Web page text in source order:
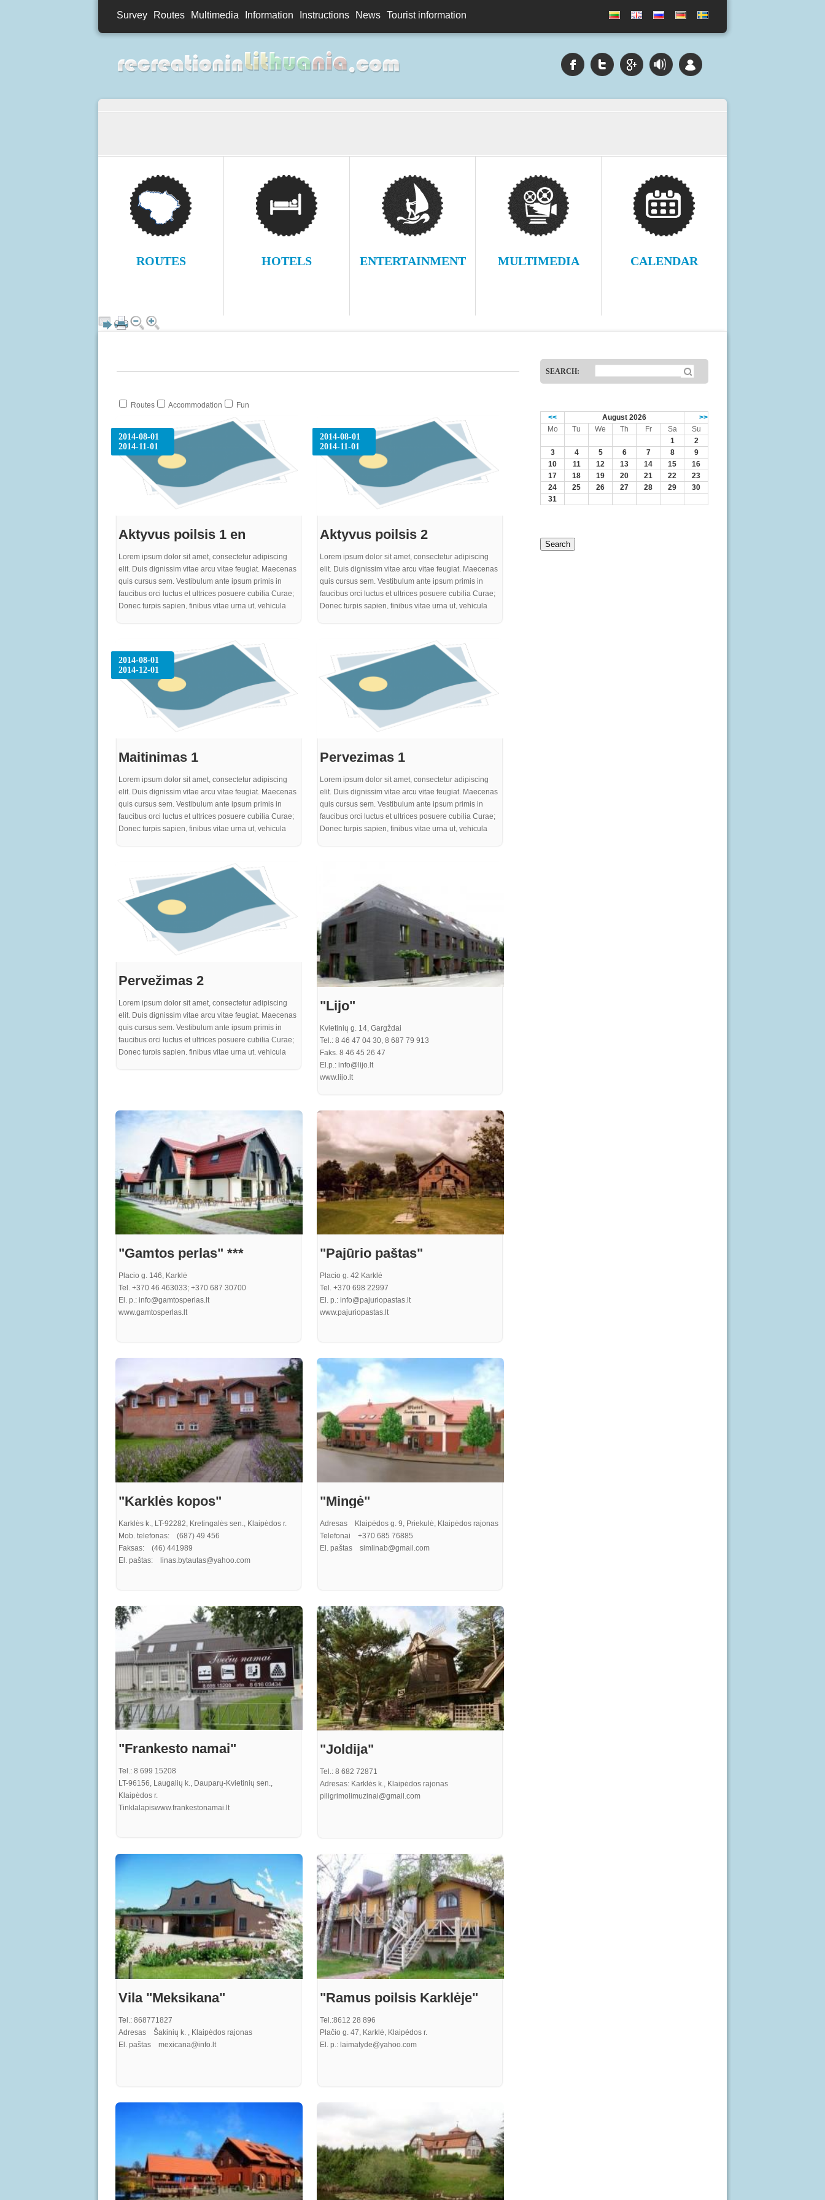
Survey Routes Multimedia Information Instructions News Tourist information
ROUTES HOTELS ENTERTAINMENT MULTIMEDIA CALENDAR
Routes Accommodation Fun
2014-08-01
2014-11-01
Aktyvus poilsis 1 en
Lorem ipsum dolor sit amet, consectetur adipiscing
elit. Duis dignissim vitae arcu vitae feugiat. Maecenas
quis cursus sem. Vestibulum ante ipsum primis in
faucibus orci luctus et ultrices posuere cubilia Curae;
Donec turpis sapien, finibus vitae urna ut, vehicula
aliquet, mattis tortor non, cursus enim. Vestibulum nisi
elit, ultricies quis sem nec, laoreet gravida felis. Nulla
sem turpis, egestas ac turpis sed, dignissim iaculis
purus. Proin quam metus, bibendum sit amet
elementum nec, pharetra ut purus. In vel gravida odio,
at rutrum nisi. Curabitur risus eros, iaculis a imperdiet
at, consequat rhoncus quam
2014-08-01
2014-11-01
Aktyvus poilsis 2
Lorem ipsum dolor sit amet, consectetur adipiscing
elit. Duis dignissim vitae arcu vitae feugiat. Maecenas
quis cursus sem. Vestibulum ante ipsum primis in
faucibus orci luctus et ultrices posuere cubilia Curae;
Donec turpis sapien, finibus vitae urna ut, vehicula
aliquet, mattis tortor non, cursus enim. Vestibulum nisi
elit, ultricies quis sem nec, laoreet gravida felis. Nulla
sem turpis, egestas ac turpis sed, dignissim iaculis
purus. Proin quam metus, bibendum sit amet
elementum nec, pharetra ut purus. In vel gravida odio,
at rutrum nisi. Curabitur risus eros, iaculis a imperdiet
at, consequat rhoncus quam
2014-08-01
2014-12-01
Maitinimas 1
Lorem ipsum dolor sit amet, consectetur adipiscing
elit. Duis dignissim vitae arcu vitae feugiat. Maecenas
quis cursus sem. Vestibulum ante ipsum primis in
faucibus orci luctus et ultrices posuere cubilia Curae;
Donec turpis sapien, finibus vitae urna ut, vehicula
aliquet, mattis tortor non, cursus enim. Vestibulum nisi
elit, ultricies quis sem nec, laoreet gravida felis. Nulla
sem turpis, egestas ac turpis sed, dignissim iaculis
purus. Proin quam metus, bibendum sit amet
elementum nec, pharetra ut purus. In vel gravida odio,
at rutrum nisi. Curabitur risus eros, iaculis a imperdiet
at, consequat rhoncus quam
Pervezimas 1
Lorem ipsum dolor sit amet, consectetur adipiscing
elit. Duis dignissim vitae arcu vitae feugiat. Maecenas
quis cursus sem. Vestibulum ante ipsum primis in
faucibus orci luctus et ultrices posuere cubilia Curae;
Donec turpis sapien, finibus vitae urna ut, vehicula
sem turpis, egestas ac turpis sed, dignissim iaculis
purus. Proin quam metus, bibendum sit amet
elementum nec, pharetra ut purus. In vel gravida odio,
at rutrum nisi. Curabitur risus eros, iaculis a imperdiet
at, consequat rhoncus quam
Pervežimas 2
Lorem ipsum dolor sit amet, consectetur adipiscing
elit. Duis dignissim vitae arcu vitae feugiat. Maecenas
quis cursus sem. Vestibulum ante ipsum primis in
faucibus orci luctus et ultrices posuere cubilia Curae;
Donec turpis sapien, finibus vitae urna ut, vehicula
sem turpis, egestas ac turpis sed, dignissim iaculis
purus. Proin quam metus, bibendum sit amet
elementum nec, pharetra ut purus. In vel gravida odio,
at rutrum nisi. Curabitur risus eros, iaculis a imperdiet
at, consequat rhoncus quam
"Lijo"
Kvietinių g. 14, Gargždai
Tel.: 8 46 47 04 30, 8 687 79 913
Faks. 8 46 45 26 47
El.p.: info@lijo.lt
www.lijo.lt
"Gamtos perlas" ***
Placio g. 146, Karklė
Tel. +370 46 463033; +370 687 30700
El. p.: info@gamtosperlas.lt
www.gamtosperlas.lt
"Pajūrio paštas"
Placio g. 42 Karklė
Tel. +370 698 22997
El. p.: info@pajuriopastas.lt
www.pajuriopastas.lt
"Karklės kopos"
Karklės k., LT-92282, Kretingalės sen., Klaipėdos r.
Mob. telefonas: (687) 49 456
Faksas: (46) 441989
El. paštas: linas.bytautas@yahoo.com
"Mingė"
Adresas Klaipėdos g. 9, Priekulė, Klaipėdos rajonas
Telefonai +370 685 76885
El. paštas simlinab@gmail.com
"Frankesto namai"
Tel.: 8 699 15208
LT-96156, Laugalių k., Dauparų-Kvietinių sen.,
Klaipėdos r.
Tinklalapiswww.frankestonamai.lt
"Joldija"
Tel.: 8 682 72871
Adresas: Karklės k., Klaipėdos rajonas
piligrimolimuzinai@gmail.com
Vila "Meksikana"
Tel.: 868771827
Adresas Šakinių k. , Klaipėdos rajonas
El. paštas mexicana@info.lt
"Ramus poilsis Karklėje"
Tel.:8612 28 896
Plačio g. 47, Karklė, Klaipėdos r.
El. p.: laimatyde@yahoo.com
SEARCH:
<< August 2026
>>
Mo
Tu We Th Fr Sa
Su
1
2
3
4 5 6 7 8
9
10
11 12 13 14 15
16
17
18 19 20 21 22
23
24
25 26 27 28 29
30
31